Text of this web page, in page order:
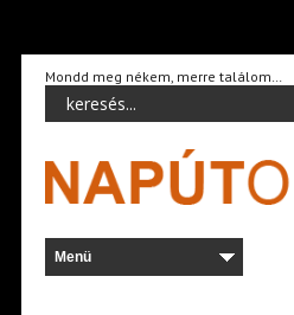
Mondd meg nékem, merre találom…